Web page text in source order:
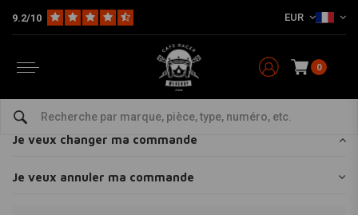
9.2/10 EUR
0
Home Customer service Je veux annuler ma commande
Je veux annuler ma commande
Délai de livraison
Je veux changer ma commande
Je veux annuler ma commande